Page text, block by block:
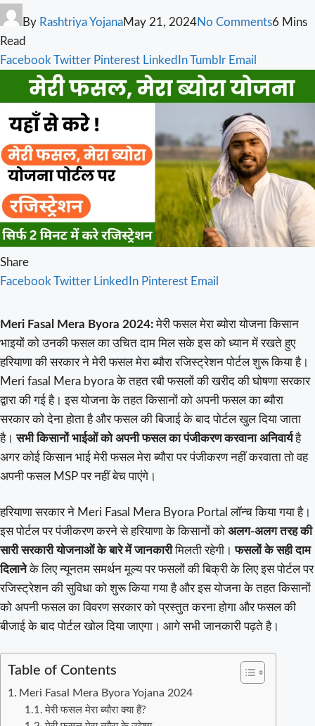
By Rashtriya YojanaMay 21, 2024No Comments6 Mins
Read
Facebook Twitter Pinterest LinkedInTumblr Email
Share
Facebook Twitter LinkedIn Pinterest Email
Meri Fasal Mera Byora 2024:मेरी फसल मेरा ब्योरा योजना किसान
भाइयों को उनकी फसल का उचित दाम मिल सके इस को ध्यान में रखते हुए
हरियाणा की सरकार ने मेरी फसल मेरा ब्यौरा रजिस्ट्रेशन पोर्टल शुरू किया है।
Meri fasal Mera byora के तहत रबी फसलों की खरीद की घोषणा सरकार
द्वारा की गई है। इस योजना के तहत किसानों को अपनी फसल का ब्यौरा
सरकार को देना होता है और फसल की बिजाई के बाद पोर्टल खुल दिया जाता
है।सभी किसानों भाईओं को अपनी फसल का पंजीकरण करवाना अनिवार्यहै
अगर कोई किसान भाई मेरी फसल मेरा ब्यौरा पर पंजीकरण नहीं करवाता तो वह
अपनी फसल MSP पर नहीं बेच पाएंगे।
हरियाणा सरकार ने Meri Fasal Mera Byora Portal लॉन्च किया गया है।
इस पोर्टल पर पंजीकरण करने से हरियाणा के किसानों को अलग-अलग तरह की
सारी सरकारी योजनाओं के बारे में जानकारीमिलती रहेगी।फसलों के सही दाम
दिलानेके लिए न्यूनतम समर्थन मूल्य पर फसलों की बिक्री के लिए इस पोर्टल पर
रजिस्ट्रेशन की सुविधा को शुरू किया गया है और इस योजना के तहत किसानों
को अपनी फसल का विवरण सरकार को प्रस्तुत करना होगा और फसल की
बीजाई के बाद पोर्टल खोल दिया जाएगा। आगे सभी जानकारी पढ़ते है।
Table of Contents
Meri Fasal Mera Byora Yojana 2024
मेरी फसल मेरा ब्यौरा क्या हैं?